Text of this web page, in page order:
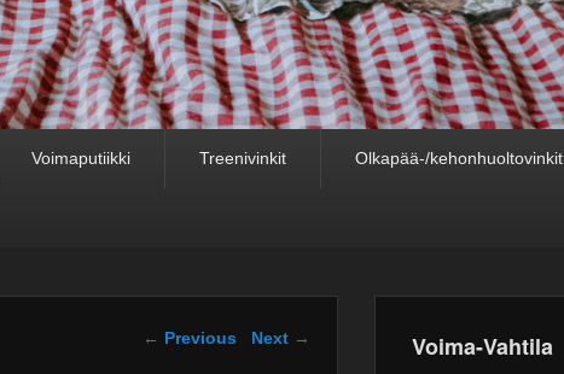
Voimaputiikki Treenivinkit Olkapää-/kehonhuoltovinkit
Post navigation
← Previous Next → Voima-Vahtila